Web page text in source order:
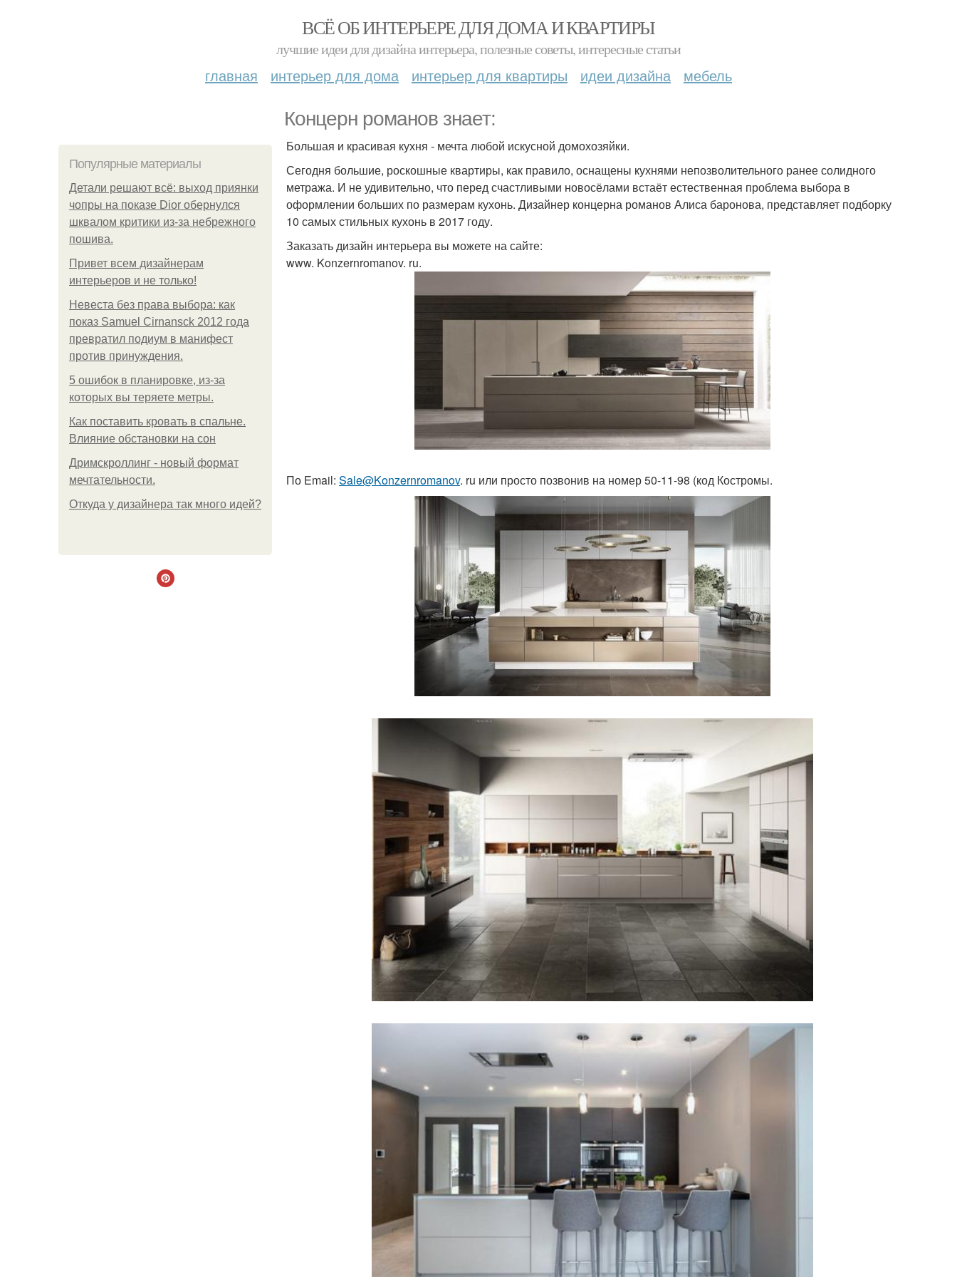
ВСЁ ОБ ИНТЕРЬЕРЕ ДЛЯ ДОМА И КВАРТИРЫ
лучшие идеи для дизайна интерьера, полезные советы, интересные статьи
главная интерьер для дома интерьер для квартиры идеи дизайна мебель
Концерн романов знает:
Популярные материалы
Детали решают всё: выход приянки
чопры на показе Dior обернулся
шквалом критики из-за небрежного
пошива.
Привет всем дизайнерам
интерьеров и не только!
Невеста без права выбора: как
показ Samuel Cirnansck 2012 года
превратил подиум в манифест
против принуждения.
5 ошибок в планировке, из-за
которых вы теряете метры.
Как поставить кровать в спальне.
Влияние обстановки на сон
Дримскроллинг - новый формат
мечтательности.
Откуда у дизайнера так много идей?
Большая и красивая кухня - мечта любой искусной домохозяйки.
Сегодня большие, роскошные квартиры, как правило, оснащены кухнями непозволительного ранее солидного
метража. И не удивительно, что перед счастливыми новосёлами встаёт естественная проблема выбора в
оформлении больших по размерам кухонь. Дизайнер концерна романов Алиса баронова, представляет подборку
10 самых стильных кухонь в 2017 году.
Заказать дизайн интерьера вы можете на сайте:
www. Konzernromanov. ru.
По Email: Sale@Konzernromanov. ru или просто позвонив на номер 50-11-98 (код Костромы.